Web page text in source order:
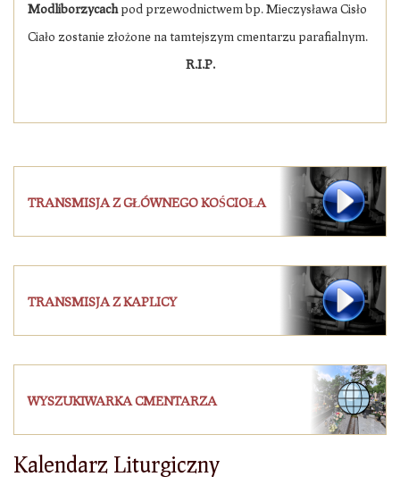
Modliborzycachpod przewodnictwem bp. Mieczysława Cisło
Ciało zostanie złożone na tamtejszym cmentarzu parafialnym.
R.I.P.
TRANSMISJA Z GŁÓWNEGO KOŚCIOŁA
TRANSMISJA Z KAPLICY
WYSZUKIWARKA CMENTARZA
Kalendarz Liturgiczny